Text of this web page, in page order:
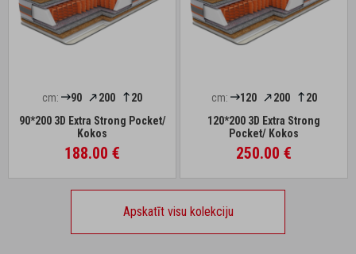
cm: 90 200
20
90*200 3D Extra Strong Pocket/
Kokos
188.00 €
cm: 120 200
20
120*200 3D Extra Strong
Pocket/ Kokos
250.00 €
Apskatīt visu kolekciju